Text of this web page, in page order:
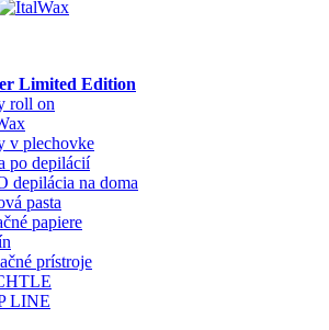
Limited Edition
roll on
v plechovke
po depilácií
depilácia na doma
pasta
papiere
prístroje
LINE